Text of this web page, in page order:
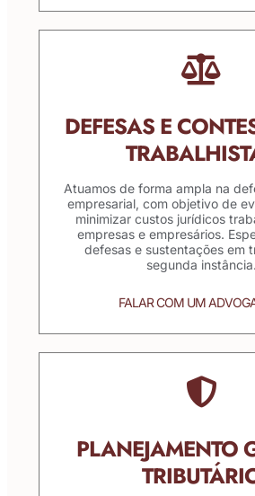
DEFESAS E
Atuamos de forma ampla na
empresarial, com objetivo de
minimizar custos jurídicos
empresas e empresários.
defesas e sustentações em
segunda instância.
FALAR COM UM
PLANEJAMENTO